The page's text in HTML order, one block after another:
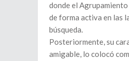
donde el
de forma activa en las
búsqueda.
Posteriormente, su
amigable, lo colocó